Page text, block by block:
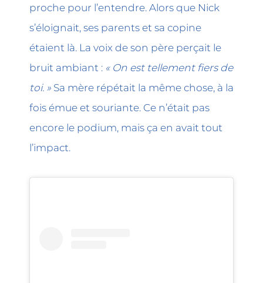
proche pour l’entendre. Alors que Nick
s’éloignait, ses parents et sa copine
étaient là. La voix de son père perçait le
bruit ambiant : « On est tellement fiers de
toi. »Sa mère répétait la même chose, à la
fois émue et souriante. Ce n’était pas
encore le podium, mais ça en avait tout
l’impact.